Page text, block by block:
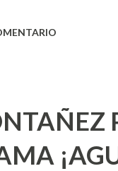
para lo que sea
saber. Pero
expertos o